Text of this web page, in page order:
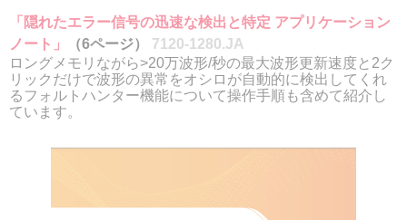
「隠れたエラー信号の迅速な検出と特定 アプリケーション
ノート」
（6ページ） 7120-1280.JA
ロングメモリながら>20万波形/秒の最大波形更新速度と2ク
リックだけで波形の異常をオシロが自動的に検出してくれ
るフォルトハンター機能について操作手順も含めて紹介し
ています。